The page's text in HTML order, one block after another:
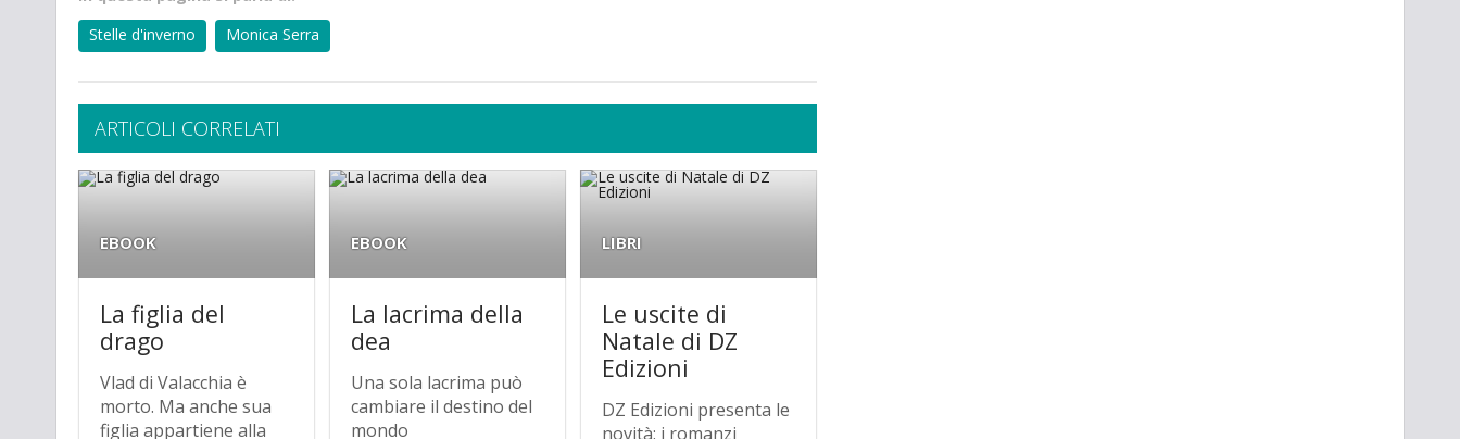
Stelle d'inverno
Monica Serra
ARTICOLI CORRELATI
EBOOK
La figlia del
drago
Vlad di Valacchia è
morto. Ma anche sua
figlia appartiene alla
EBOOK
La lacrima della
dea
Una sola lacrima può
cambiare il destino del
mondo
LIBRI
Le uscite di
Natale di DZ
Edizioni
DZ Edizioni presenta le
novità: i romanzi